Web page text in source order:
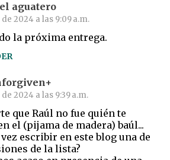
aguatero
2024 a las 9:09 a.m.
la próxima entrega.
2024 a las 9:39 a.m.
que Raúl no fue quién te
el (pijama de madera) baúl...
vez escribir en este blog una de
de la lista?